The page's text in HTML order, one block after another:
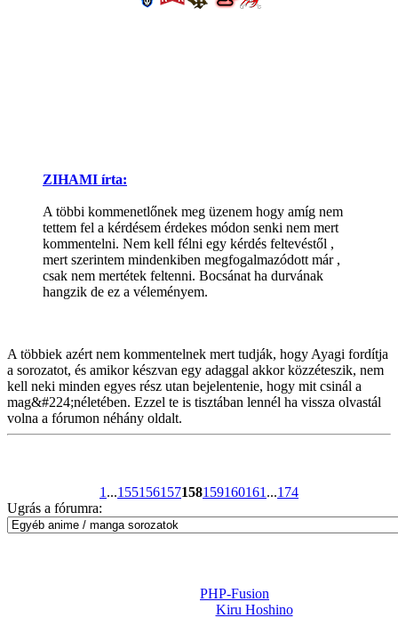
ZIHAMI írta:
A többi kommenetlőnek meg üzenem hogy amíg nem
tettem fel a kérdésem érdekes módon senki nem mert
kommentelni. Nem kell félni egy kérdés feltevéstől ,
mert szerintem mindenkiben megfogalmazódott már ,
csak nem mertétek feltenni. Bocsánat ha durvának
hangzik de ez a véleményem.
A többiek azért nem kommentelnek mert tudják, hogy Ayagi fordítja
a sorozatot, és amikor készvan egy adaggal akkor közzéteszik, nem
kell neki minden egyes rész utan bejelentenie, hogy mit csinál a
mag&#224;néletében. Ezzel te is tisztában lennél ha vissza olvastál
volna a fórumon néhány oldalt.
1 ...155156157158159160161 ...174
Ugrás a fórumra:
PHP-Fusion
Kiru Hoshino